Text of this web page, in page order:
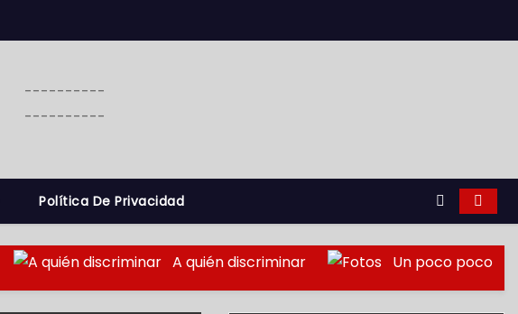
----------
----------
Política De Privacidad
A quién discriminar Un poco poco